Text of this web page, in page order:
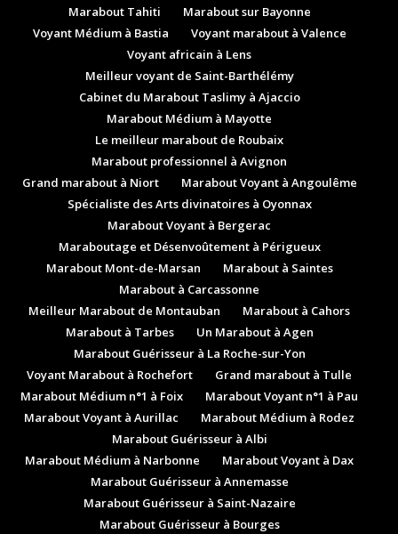
Marabout Tahiti
Marabout sur Bayonne
Voyant Médium à Bastia
Voyant marabout à Valence
Voyant africain à Lens
Meilleur voyant de Saint-Barthélémy
Cabinet du Marabout Taslimy à Ajaccio
Marabout Médium à Mayotte
Le meilleur marabout de Roubaix
Marabout professionnel à Avignon
Grand marabout à Niort
Marabout Voyant à Angoulême
Spécialiste des Arts divinatoires à Oyonnax
Marabout Voyant à Bergerac
Maraboutage et Désenvoûtement à Périgueux
Marabout Mont-de-Marsan
Marabout à Saintes
Marabout à Carcassonne
Meilleur Marabout de Montauban
Marabout à Cahors
Marabout à Tarbes
Un Marabout à Agen
Marabout Guérisseur à La Roche-sur-Yon
Voyant Marabout à Rochefort
Grand marabout à Tulle
Marabout Médium n°1 à Foix
Marabout Voyant n°1 à Pau
Marabout Voyant à Aurillac
Marabout Médium à Rodez
Marabout Guérisseur à Albi
Marabout Médium à Narbonne
Marabout Voyant à Dax
Marabout Guérisseur à Annemasse
Marabout Guérisseur à Saint-Nazaire
Marabout Guérisseur à Bourges